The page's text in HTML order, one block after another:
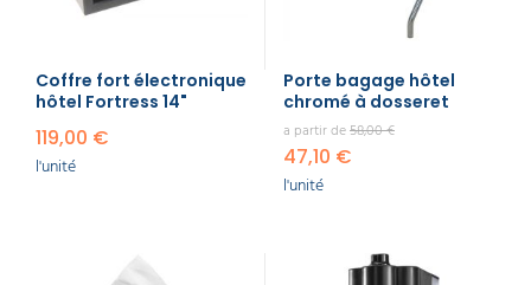
Coffre fort électronique
hôtel Fortress 14"
119,00 €
l'unité
Porte bagage hôtel
chromé à dosseret
a partir de58,00 €
47,10 €
l'unité